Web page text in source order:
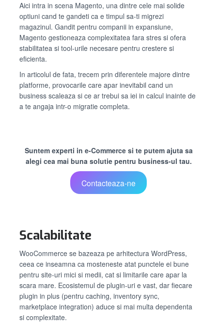
Aici intra in scena Magento, una dintre cele mai solide
optiuni cand te gandeti ca e timpul sa-ti migrezi
magazinul. Gandit pentru companii in expansiune,
Magento gestioneaza complexitatea fara stres si ofera
stabilitatea si tool-urile necesare pentru crestere si
eficienta.
In articolul de fata, trecem prin diferentele majore dintre
platforme, provocarile care apar inevitabil cand un
business scaleaza si ce ar trebui sa iei in calcul inainte de
a te angaja intr-o migratie completa.
Suntem experti in e-Commerce si te putem ajuta sa
alegi cea mai buna solutie pentru business-ul tau.
Contacteaza-ne
Scalabilitate
WooCommerce se bazeaza pe arhitectura WordPress,
ceea ce inseamna ca mosteneste atat punctele ei bune
pentru site-uri mici si medii, cat si limitarile care apar la
scara mare. Ecosistemul de plugin-uri e vast, dar fiecare
plugin in plus (pentru caching, inventory sync,
marketplace integration) aduce si mai multa dependenta
si complexitate.